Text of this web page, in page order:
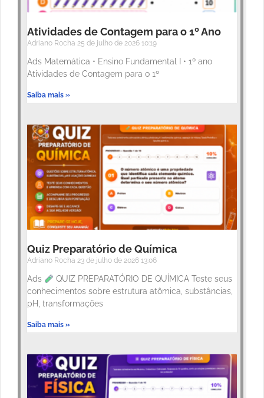
Atividades de Contagem para o 1º Ano
Adriano Rocha 25 de julho de 2026 10:19
Ads Matemática • Ensino Fundamental I • 1º ano
Atividades de Contagem para o 1º
Saiba mais »
Quiz Preparatório de Química
Adriano Rocha 23 de julho de 2026 13:06
Ads
QUIZ PREPARATÓRIO DE QUÍMICA Teste seus
conhecimentos sobre estrutura atômica, substâncias,
pH, transformações
Saiba mais »